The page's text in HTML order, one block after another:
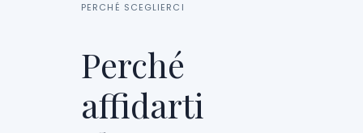
PERCHÉ SCEGLIERCI
Perché
affidarti